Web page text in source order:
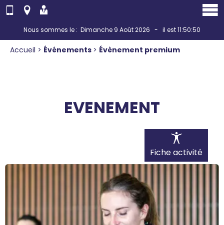
Nous sommes le : Dimanche 9 Août 2026 - il est 11:50:50
Accueil > Événements > Évènement premium
EVENEMENT
Fiche activité
Panneau de gestion des cookies